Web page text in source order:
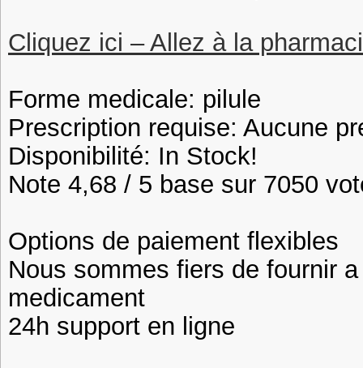
Cliquez ici – Allez à la
Forme medicale: pilule
Prescription requise: Aucune
Disponibilité: In Stock!
Note 4,68 / 5 base sur 7050
Options de paiement flexibles
Nous sommes fiers de fournir
medicament
24h support en ligne